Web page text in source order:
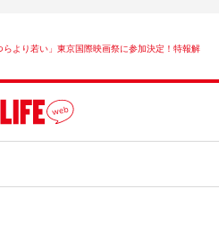
より若い」東京国際映画祭に参加決定！特報解